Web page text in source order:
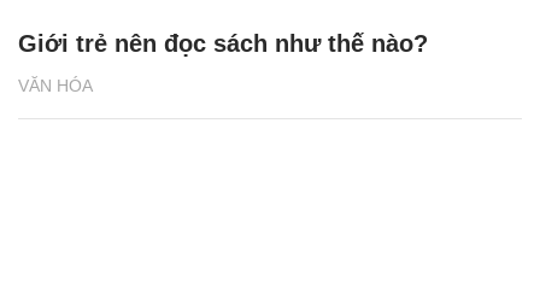
VĂN HÓA
Giới trẻ nên đọc sách như thế nào?